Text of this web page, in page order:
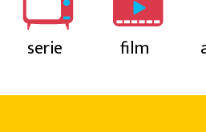
serie film